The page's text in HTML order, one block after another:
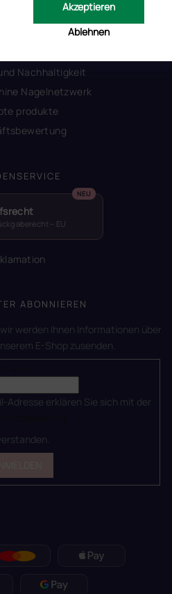
Ablehnen
Akzeptieren
Verbot von TPO
Nachhaltigkeit
Nagelnetzwerk
produkte
– EU
ABONNIEREN
werden Ihnen Informationen über
E-Shop zusenden.
Adresse erklären Sie sich mit der